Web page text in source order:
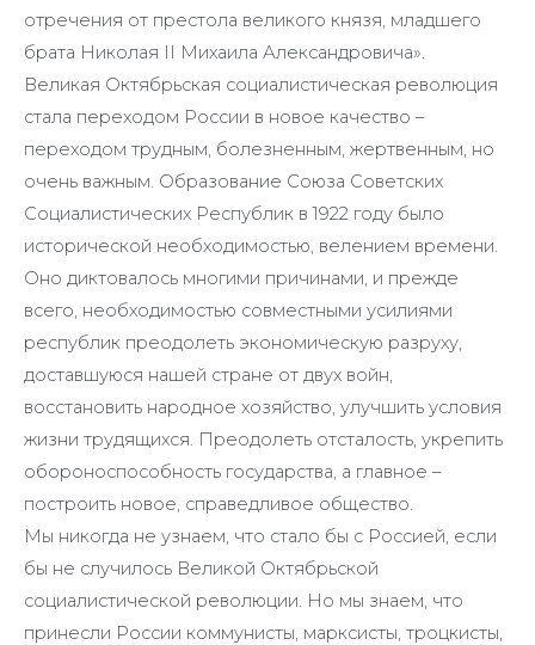
отречения от престола великого князя, младшего
брата Николая II Михаила Александровича».
Великая Октябрьская социалистическая революция
стала переходом России в новое качество –
переходом трудным, болезненным, жертвенным, но
очень важным. Образование Союза Советских
Социалистических Республик в 1922 году было
исторической необходимостью, велением времени.
Оно диктовалось многими причинами, и прежде
всего, необходимостью совместными усилиями
республик преодолеть экономическую разруху,
доставшуюся нашей стране от двух войн,
восстановить народное хозяйство, улучшить условия
жизни трудящихся. Преодолеть отсталость, укрепить
обороноспособность государства, а главное –
построить новое, справедливое общество.
Мы никогда не узнаем, что стало бы с Россией, если
бы не случилось Великой Октябрьской
социалистической революции. Но мы знаем, что
принесли России коммунисты, марксисты, троцкисты,